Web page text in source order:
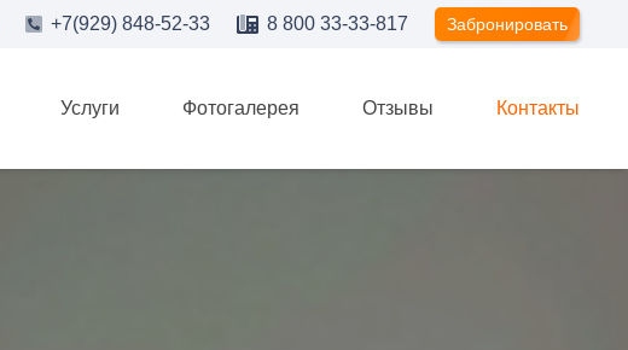
+7(929) 848-52-33 8 800 33-33-817 Забронировать
Услуги Фотогалерея Отзывы Контакты